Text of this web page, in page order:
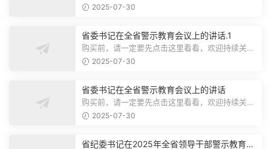
注，精彩模板每天推送预览结束，本文...
2025-07-30
省委书记在全省警示教育会议上的讲话.1
购买前，请一定要先点击这里看看，欢迎持续关
注，精彩模板每天推送预览结束，本文...
2025-07-30
省委书记在全省警示教育会议上的讲话
购买前，请一定要先点击这里看看，欢迎持续关
注，精彩模板每天推送预览结束，本文...
2025-07-30
省纪委书记在2025年全省领导干部警示教育会